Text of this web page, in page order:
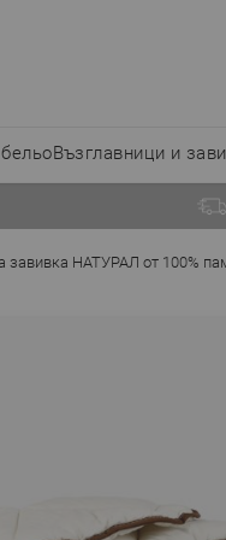
Възглавници и
завивка НАТУРАЛ от 100%